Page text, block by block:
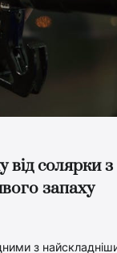
солярки з
запаху
з